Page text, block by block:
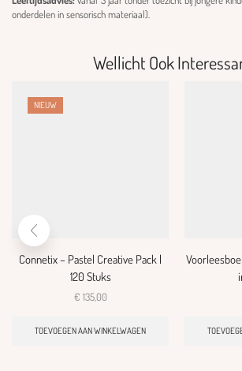
onderdelen in sensorisch materiaal).
Wellicht Ook
NIEUW
Connetix – Pastel Creative Pack |
120 Stuks
€ 135,00
TOEVOEGEN AAN WINKELWAGEN